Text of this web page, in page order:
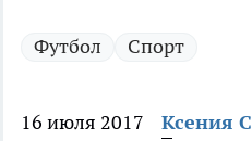
Футбол Спорт
16 июля 2017
Ксения